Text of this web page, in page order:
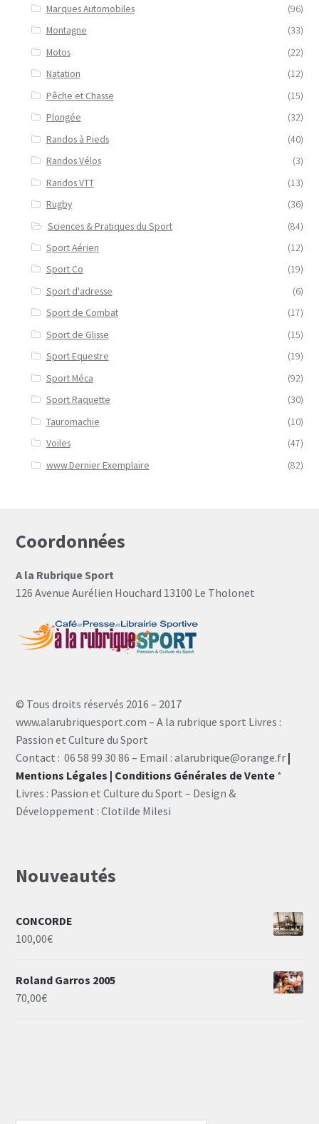
Marques Automobiles
(96)
Montagne
(33)
Motos
(22)
Natation
(12)
Pêche et Chasse
(15)
Plongée
(32)
Randos à Pieds
(40)
Randos Vélos
(3)
Randos VTT
(13)
Rugby
(36)
Sciences & Pratiques du Sport
(84)
Sport Aérien
(12)
Sport Co
(19)
Sport d'adresse
(6)
Sport de Combat
(17)
Sport de Glisse
(15)
Sport Equestre
(19)
Sport Méca
(92)
Sport Raquette
(30)
Tauromachie
(10)
Voiles
(47)
www.Dernier Exemplaire
(82)
Coordonnées
A la Rubrique Sport
126 Avenue Aurélien Houchard 13100 Le Tholonet
© Tous droits réservés 2016 – 2017
www.alarubriquesport.com – A la rubrique sport Livres :
Passion et Culture du Sport
Contact : 06 58 99 30 86 – Email : alarubrique@orange.fr |
Mentions Légales | Conditions Générales de Vente *
Livres : Passion et Culture du Sport – Design &
Développement : Clotilde Milesi
Nouveautés
CONCORDE
100,00€
Roland Garros 2005
70,00€